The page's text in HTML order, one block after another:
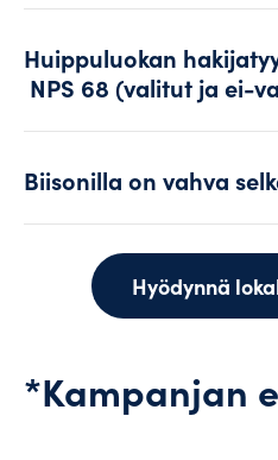
Huippuluokan
NPS 68 (valitut ja ei-
Biisonilla on vahva
Hyödynnä
*Kampanjan